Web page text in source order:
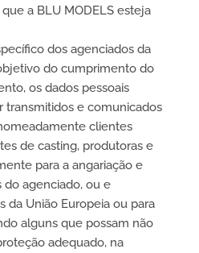
a BLU MODELS esteja
dos agenciados da
do cumprimento do
os dados pessoais
transmitidos e comunicados
clientes
de casting, produtoras e
para a angariação e
do agenciado, ou e
da União Europeia ou para
alguns que possam não
adequado, na